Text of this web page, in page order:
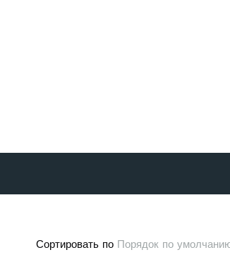
Сортировать по Порядок по